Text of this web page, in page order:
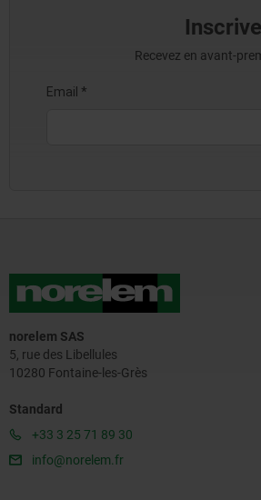
Recevez en avant-
norelem SAS
5, rue des Libellules
10280 Fontaine-les-Grès
Standard
+33 3 25 71 89 30
info@norelem.fr